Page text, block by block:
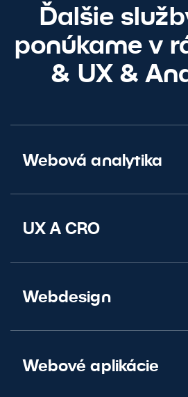
Ďalšie
ponúkame v
& UX &
Webová analytika
UX A CRO
Webdesign
Webové aplikácie